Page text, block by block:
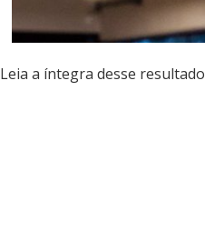
Leia a íntegra desse resultado